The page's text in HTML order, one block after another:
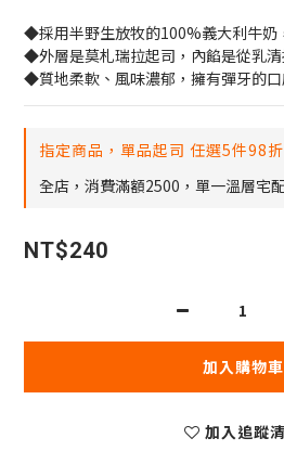
◆採用半野生放牧的100%義大利牛奶
◆外層是莫札瑞拉起司，內餡是從乳
◆質地柔軟、風味濃郁，擁有彈牙的
指定商品，單品起司 任選5件98折
全店，消費滿額2500，單一溫層宅
NT$240
加入購物車
加入追蹤